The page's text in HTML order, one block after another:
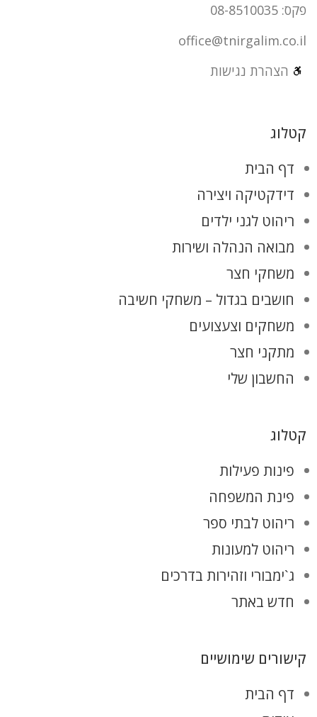
פקס: 08-8510035
office@tnirgalim.co.il
הצהרת נגישות
קטלוג
דף הבית
דידקטיקה ויצירה
ריהוט לגני ילדים
מבואה הנהלה ושירות
משחקי חצר
חושבים בגדול – משחקי חשיבה
משחקים וצעצועים
מתקני חצר
החשבון שלי
קטלוג
פינות פעילות
פינת המשפחה
ריהוט לבתי ספר
ריהוט למעונות
ג`ימבורי וזהירות בדרכים
חדש באתר
קישורים שימושיים
דף הבית